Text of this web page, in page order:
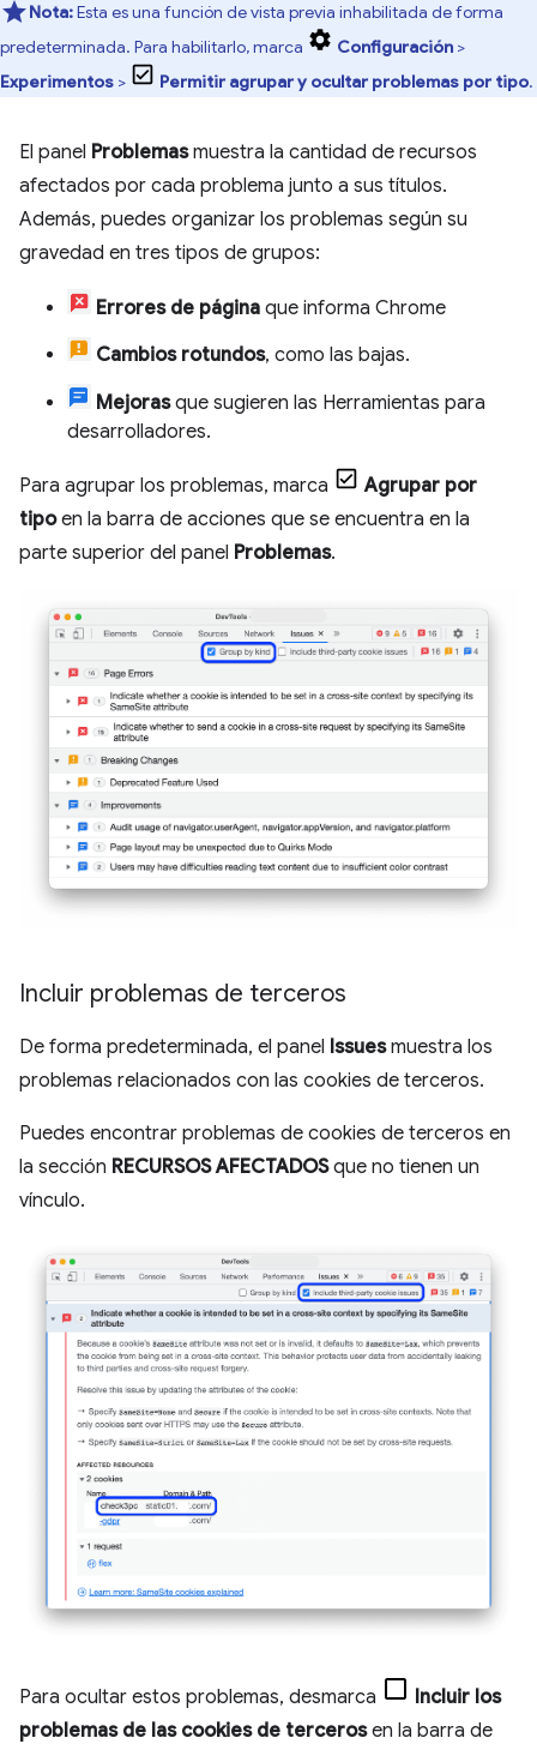
Nota:Esta es una función de vista previa inhabilitada de forma
predeterminada. Para habilitarlo, marca
Configuración >
Experimentos > Permitir agrupar y ocultar problemas por tipo.
El panel Problemasmuestra la cantidad de recursos
afectados por cada problema junto a sus títulos.
Además, puedes organizar los problemas según su
gravedad en tres tipos de grupos:
Errores de página que informa Chrome
Cambios rotundos, como las bajas.
Mejorasque sugieren las Herramientas para
desarrolladores.
Para agrupar los problemas, marca
Agrupar por
tipoen la barra de acciones que se encuentra en la
parte superior del panel Problemas.
Incluir problemas de terceros
De forma predeterminada, el panel Issuesmuestra los
problemas relacionados con las cookies de terceros.
Puedes encontrar problemas de cookies de terceros en
la sección RECURSOS AFECTADOSque no tienen un
vínculo.
Para ocultar estos problemas, desmarca
Incluir los
problemas de las cookies de tercerosen la barra de